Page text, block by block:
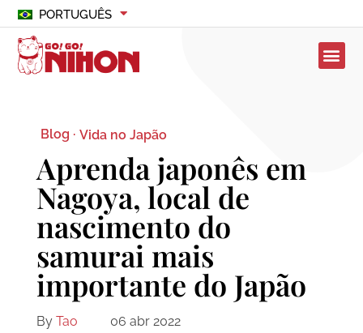
PORTUGUÊS
Blog · Vida no Japão
Aprenda japonês em
Nagoya, local de
nascimento do
samurai mais
importante do Japão
By Tao
06 abr 2022